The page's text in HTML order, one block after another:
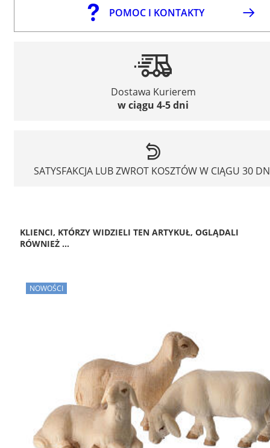
POMOC I KONTAKTY
Dostawa Kurierem
w ciągu 4-5 dni
SATYSFAKCJA LUB ZWROT KOSZTÓW W CIĄGU 30
KLIENCI, KTÓRZY WIDZIELI TEN ARTYKUŁ, OGLĄDALI
RÓWNIEŻ ...
NOWOŚCI